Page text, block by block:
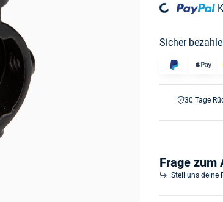
Loading...
Sicher
30 Tage
Frage zum
Stell uns deine